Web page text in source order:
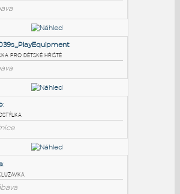
PODOBNÉ BLOKY:
prolézačka pro děti
Zábava
pro dětské hřiště
Zábava